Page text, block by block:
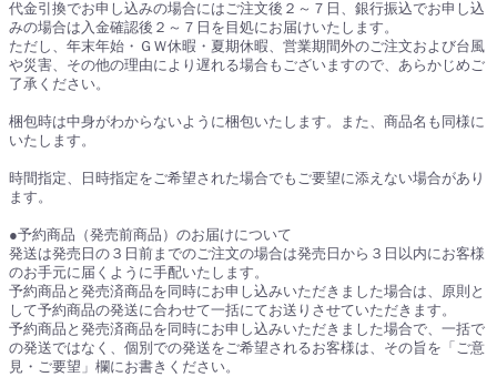
代金引換でお申し込みの場合にはご注文後２～７日、銀行振込でお申し込
みの場合は入金確認後２～７日を目処にお届けいたします。
ただし、年末年始・ＧＷ休暇・夏期休暇、営業期間外のご注文および台風
や災害、その他の理由により遅れる場合もございますので、あらかじめご
了承ください。
梱包時は中身がわからないように梱包いたします。また、商品名も同様に
いたします。
時間指定、日時指定をご希望された場合でもご要望に添えない場合があり
ます。
●予約商品（発売前商品）のお届けについて
発送は発売日の３日前までのご注文の場合は発売日から３日以内にお客様
のお手元に届くように手配いたします。
予約商品と発売済商品を同時にお申し込みいただきました場合は、原則と
して予約商品の発送に合わせて一括にてお送りさせていただきます。
予約商品と発売済商品を同時にお申し込みいただきました場合で、一括で
の発送ではなく、個別での発送をご希望されるお客様は、その旨を「ご意
見・ご要望」欄にお書きください。